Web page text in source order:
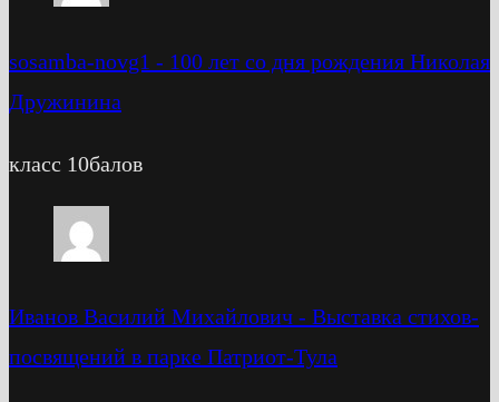
sosamba-novg1 - 100 лет со дня рождения Николая
Дружинина
класс 10балов
Иванов Василий Михайлович - Выставка стихов-
посвящений в парке Патриот-Тула